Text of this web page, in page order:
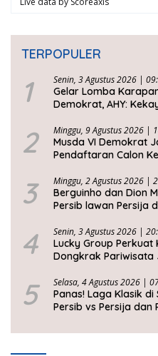
TERPOPULER
1 Senin, 3 Agustus 2026 |
Gelar Lomba
Demokrat, AHY:
2 Minggu, 9 Agustus 2026 |
Musda VI Demokrat
Pendaftaran Calon
3 Minggu, 2 Agustus 2026 |
Berguinho dan Dion
Persib lawan Persija
4 Senin, 3 Agustus 2026 |
Lucky Group
Dongkrak Pariwisata
5 Selasa, 4 Agustus 2026 |
Panas! Laga Klasik di
Persib vs Persija dan